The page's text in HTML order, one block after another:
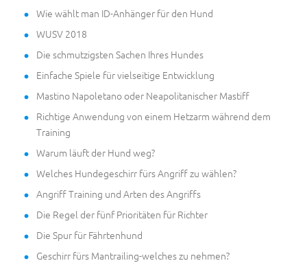
Wie wählt man ID-Anhänger für den Hund
WUSV 2018
Die schmutzigsten Sachen Ihres Hundes
Einfache Spiele für vielseitige Entwicklung
Mastino Napoletano oder Neapolitanischer Mastiff
Richtige Anwendung von einem Hetzarm während dem
Training
Warum läuft der Hund weg?
Welches Hundegeschirr fürs Angriff zu wählen?
Angriff Training und Arten des Angriffs
Die Regel der fünf Prioritäten für Richter
Die Spur für Fährtenhund
Geschirr fürs Mantrailing-welches zu nehmen?